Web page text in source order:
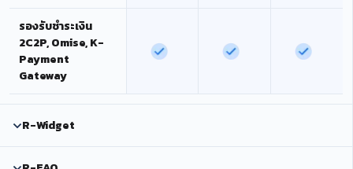
รองรับชำระเงิน
2C2P, Omise, K-
Payment
Gateway
R-Widget